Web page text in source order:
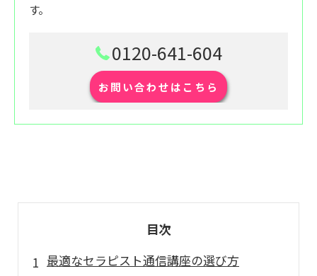
す。
0120-641-604
お問い合わせはこちら
目次
最適なセラピスト通信講座の選び方